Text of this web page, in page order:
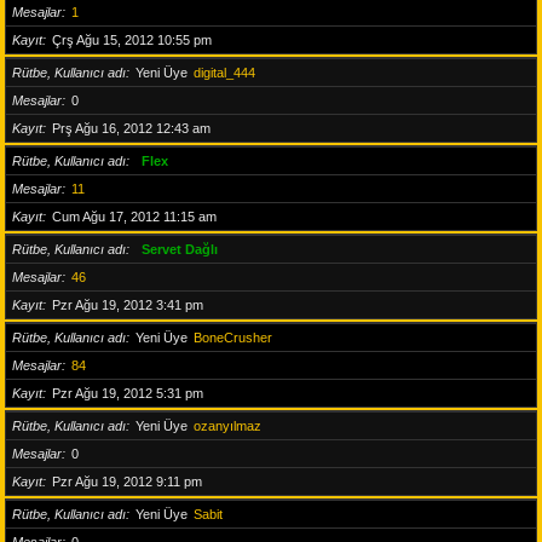
Mesajlar
1
Kayıt
Çrş Ağu 15, 2012 10:55 pm
Rütbe, Kullanıcı adı Yeni Üye digital_444
Mesajlar
0
Kayıt
Prş Ağu 16, 2012 12:43 am
Rütbe, Kullanıcı adı
Flex
Mesajlar
11
Kayıt
Cum Ağu 17, 2012 11:15 am
Rütbe, Kullanıcı adı
Servet Dağlı
Mesajlar
46
Kayıt
Pzr Ağu 19, 2012 3:41 pm
Rütbe, Kullanıcı adı Yeni Üye BoneCrusher
Mesajlar
84
Kayıt
Pzr Ağu 19, 2012 5:31 pm
Rütbe, Kullanıcı adı Yeni Üye ozanyılmaz
Mesajlar
0
Kayıt
Pzr Ağu 19, 2012 9:11 pm
Rütbe, Kullanıcı adı Yeni Üye Sabit